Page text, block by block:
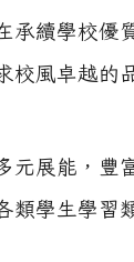
承續學校優
校風卓越的
元展能，豐
類學生學習